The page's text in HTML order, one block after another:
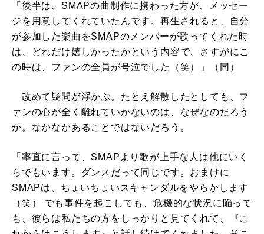
「後半は、SMAPの曲制作に携わった方が、メッセー
ジを用意してくれていたんです。再生されると、自分
が参加した楽曲をSMAPのメンバーが歌ってくれた時
は、どれだけ嬉しかったかという内容で、さすがにこ
の時は、ファンの全員が号泣でした（笑）」（同）
改めて疑問が浮かぶ。たとえ解散したとしても、フ
ァンの心が全く離れていかないのは、なぜなのだろう
か。なかなかあることではないだろう。
「率直に言って、SMAPより歌が上手な人は他にいく
らでもいます。ダンスだって同じです。おまけに
SMAPは、ちょいちょいスキャンダルをやらかします
（笑） でも事件を起こしても、危機的な状況に陥って
も、彼らは私たちの方をしっかりと見てくれて、『こ